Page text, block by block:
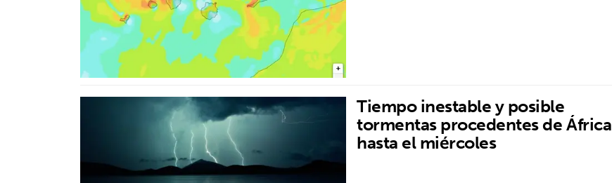
Tiempo inestable y posible
tormentas procedentes de África
hasta el miércoles